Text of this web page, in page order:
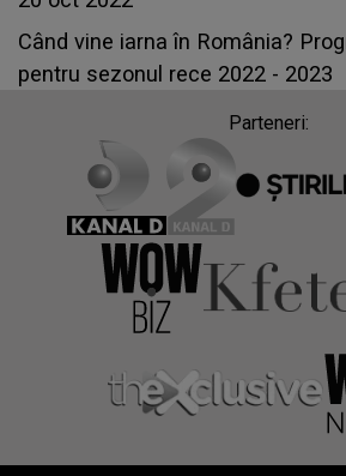
Când vine iarna în România?
pentru sezonul rece 2022 - 2023
Parteneri: